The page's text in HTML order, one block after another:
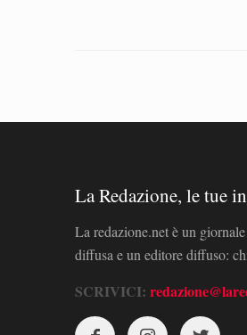
La Redazione, le tue
La redazione.net è un
diffusa e un editore diffuso:
SCRIVICI: